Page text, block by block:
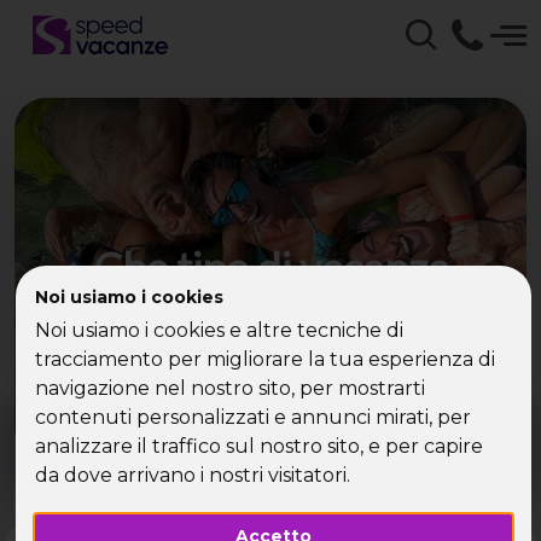
Noi usiamo i cookies
Noi usiamo i cookies e altre tecniche di
tracciamento per migliorare la tua esperienza di
navigazione nel nostro sito, per mostrarti
contenuti personalizzati e annunci mirati, per
analizzare il traffico sul nostro sito, e per capire
da dove arrivano i nostri visitatori.
Che tipo di vacanza
cerchi?
Scegli la tua destinazione tra le diverse proposte
di Speed Vacanze®
Dove? Quando?
Tutto l'anno